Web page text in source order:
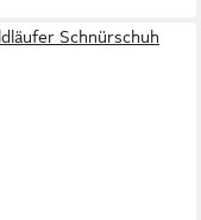
Schnürschuh